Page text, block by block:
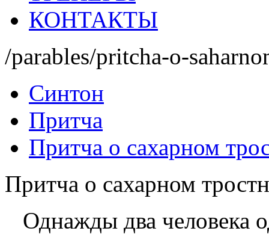
КОНТАКТЫ
/parables/pritcha-o-
Синтон
Притча
Притча о сахарном
Притча о сахарном
Однажды два человека